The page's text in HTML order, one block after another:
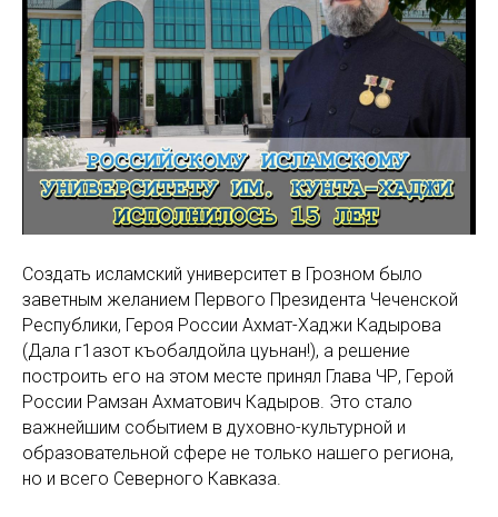
Создать исламский университет в Грозном было
заветным желанием Первого Президента Чеченской
Республики, Героя России Ахмат-Хаджи Кадырова
(Дала г1азот къобалдойла цуьнан!), а решение
построить его на этом месте принял Глава ЧР, Герой
России Рамзан Ахматович Кадыров. Это стало
важнейшим событием в духовно-культурной и
образовательной сфере не только нашего региона,
но и всего Северного Кавказа.